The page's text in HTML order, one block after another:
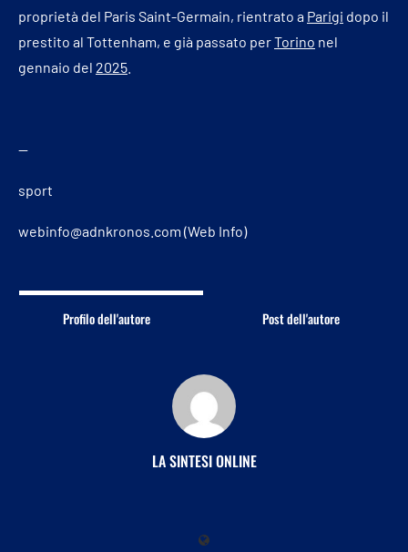
proprietà del Paris Saint-Germain, rientrato a Parigi dopo il
prestito al Tottenham, e già passato perTorino nel
gennaio del 2025
—
sport
webinfo@adnkronos.com (Web Info)
Profilo dell'autore Post dell'autore
LA SINTESI ONLINE